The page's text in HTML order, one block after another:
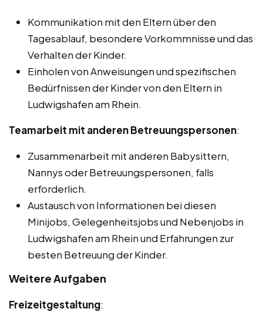
Kommunikation mit den Eltern über den
Tagesablauf, besondere Vorkommnisse und das
Verhalten der Kinder.
Einholen von Anweisungen und spezifischen
Bedürfnissen der Kinder von den Eltern in
Ludwigshafen am Rhein.
Teamarbeit mit anderen Betreuungspersonen:
Zusammenarbeit mit anderen Babysittern,
Nannys oder Betreuungspersonen, falls
erforderlich.
Austausch von Informationen bei diesen
Minijobs, Gelegenheitsjobs und Nebenjobs in
Ludwigshafen am Rhein und Erfahrungen zur
besten Betreuung der Kinder.
Weitere Aufgaben
Freizeitgestaltung: